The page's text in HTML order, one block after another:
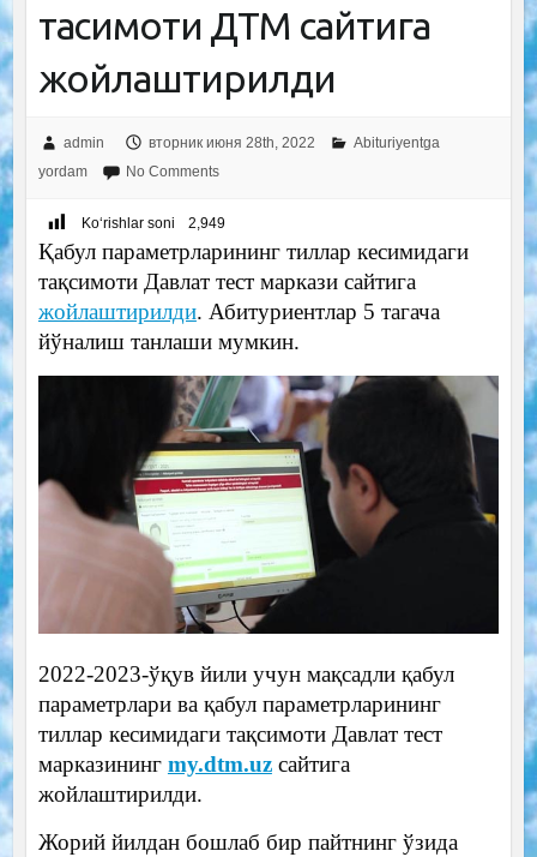
тақсимоти ДТМ сайтига
жойлаштирилди
admin вторник июня 28th, 2022
Abituriyentga
yordam
No Comments
Ko‘rishlar soni 2,949
Қабул параметрларининг тиллар кесимидаги
тақсимоти Давлат тест маркази сайтига
жойлаштирилди. Абитуриентлар 5 тагача
йўналиш танлаши мумкин.
2022-2023-ўқув йили учун мақсадли қабул
параметрлари ва қабул параметрларининг
тиллар кесимидаги тақсимоти Давлат тест
марказининг my.dtm.uzсайтига
жойлаштирилди.
Жорий йилдан бошлаб бир пайтнинг ўзида